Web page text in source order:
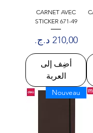
CARNET AVEC
STICKER 671-49
السعر‏210,00 د.ج.‏
أضِف إلى
العربة
Nouveau